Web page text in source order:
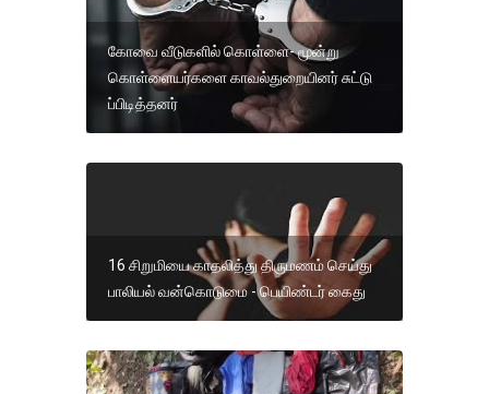
கோவை வீடுகளில் கொள்ளை- மூன்று
கொள்ளையர்களை காவல்துறையினர் சுட்டு
ப்பிடித்தனர்
16 சிறுமியை காதலித்து திருமணம் செய்து
பாலியல் வன்கொடுமை - பெயிண்டர் கைது